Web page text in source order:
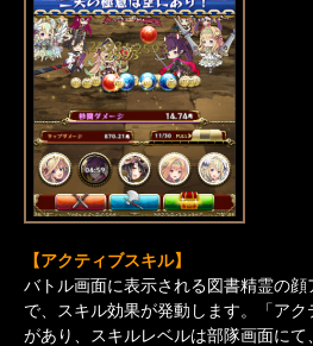
【アクティブスキル】
バトル画面に表示される図書精霊の顔
で、スキル効果が発動します。「ア
があり、スキルレベルは部隊画面にて